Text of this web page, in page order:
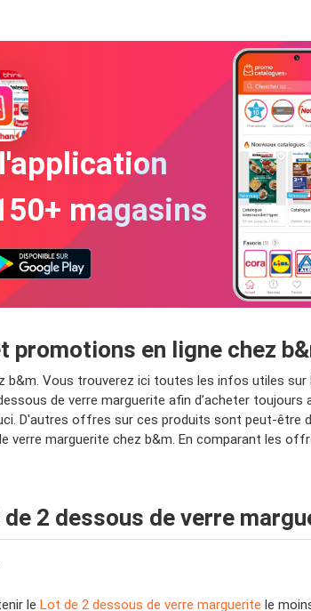
magasins
en ligne chez
Vous trouverez ici toutes les infos utiles sur
de verre marguerite afin d’acheter toujours
D'autres offres sur ces produits sont peut-être
marguerite chez b&m. En comparant les
2 dessous de verre
le Lot de 2 dessous de verre marguerite le